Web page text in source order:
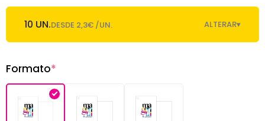
10 UN.DESDE 2,3€ /UN. ALTERAR▾
Formato*